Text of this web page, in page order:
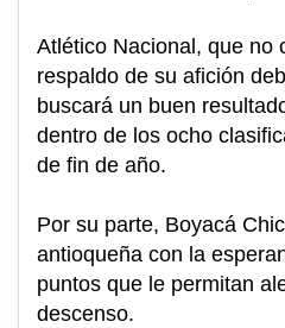
Atlético Nacional, que no
respaldo de su afición
buscará un buen
dentro de los ocho
de fin de año.
Por su parte, Boyacá
antioqueña con la
puntos que le permitan
descenso.